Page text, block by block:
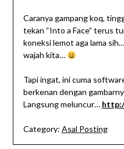
Caranya gampang koq,
tekan “Into a Face” terus
koneksi lemot aga lama
wajah kita…
Tapi ingat, ini cuma
berkenan dengan
Langsung meluncur…
Category: Asal Posting